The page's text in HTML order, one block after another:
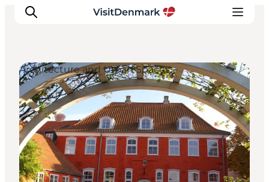
Ispirazioni
Dove andare
Cosa fare
Dove dormire
Pianifica il viaggio
Architecture and Urban Spaces